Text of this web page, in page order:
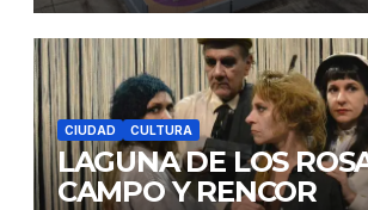
CIUDAD CULTURA
LAGUNA DE LOS
CAMPO Y RENCOR